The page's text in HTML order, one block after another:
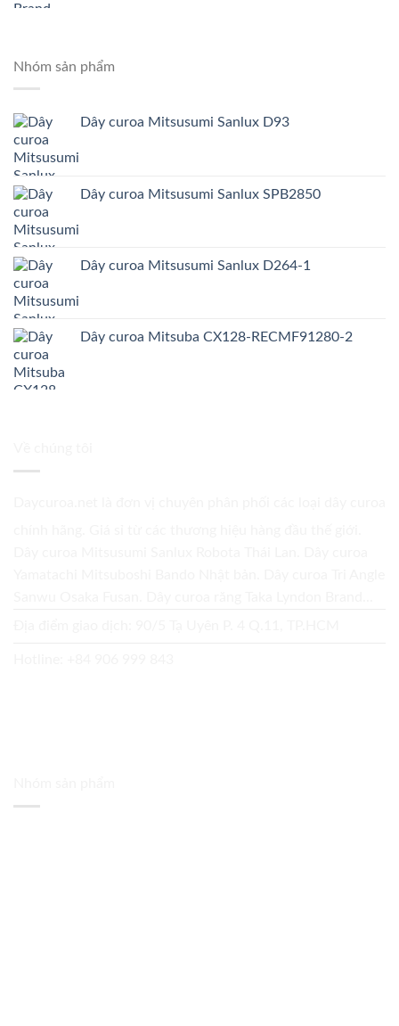
Nhóm sản phẩm
Dây curoa Mitsusumi Sanlux D93
Dây curoa Mitsusumi Sanlux SPB2850
Dây curoa Mitsusumi Sanlux D264-1
Dây curoa Mitsuba CX128-RECMF91280-2